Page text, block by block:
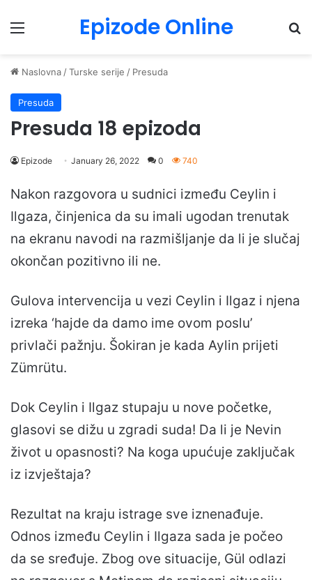
Menu Epizode Online
Naslovna /Turske serije / Presuda
Presuda
Presuda 18 epizoda
Epizode January 26, 2022 0 740
Nakon razgovora u sudnici između Ceylin i
Ilgaza, činjenica da su imali ugodan trenutak
na ekranu navodi na razmišljanje da li je slučaj
okončan pozitivno ili ne.
Gulova intervencija u vezi Ceylin i Ilgaz i njena
izreka ‘hajde da damo ime ovom poslu’
privlači pažnju. Šokiran je kada Aylin prijeti
Zümrütu.
Dok Ceylin i Ilgaz stupaju u nove početke,
glasovi se dižu u zgradi suda! Da li je Nevin
život u opasnosti? Na koga upućuje zaključak
iz izvještaja?
Rezultat na kraju istrage sve iznenađuje.
Odnos između Ceylin i Ilgaza sada je počeo
da se sređuje. Zbog ove situacije, Gül odlazi